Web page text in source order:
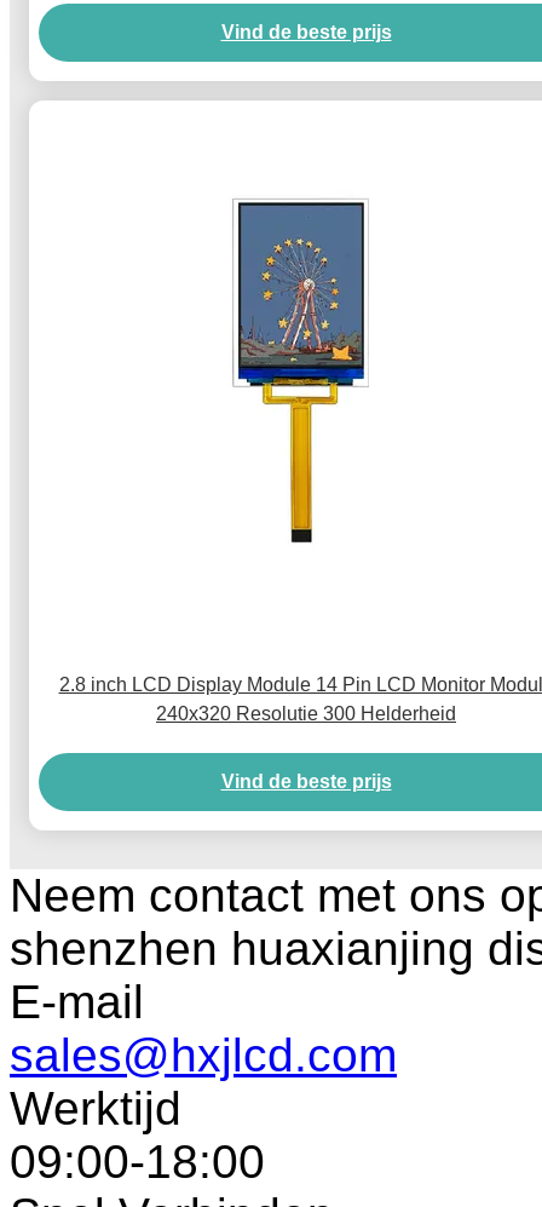
Vind de beste prijs
2.8 inch LCD Display Module 14 Pin LCD Monitor
240x320 Resolutie 300 Helderheid
Vind de beste prijs
Neem contact met ons
shenzhen huaxianjing
E-mail
sales@hxjlcd.com
Werktijd
09:00-18:00